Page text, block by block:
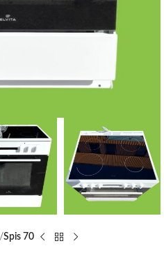
Spis 70